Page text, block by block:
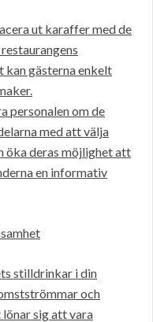
ut karaffer med de
kan gästerna enkelt
personalen om de
med att välja
öka deras möjlighet att
en informativ
stilldrinkar i din
och
sig att vara